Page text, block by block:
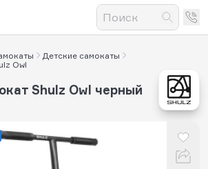
Детские самокаты
Owl
Shulz Owl черный